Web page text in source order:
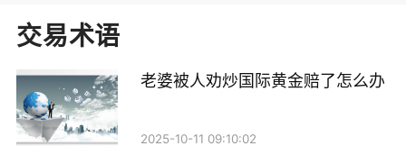
为RSI值超过70时，市场处于超买状态，可能会出现回
调；而当RSI值低于30时，则表示市场处于超卖状态，
可能会出现反弹。在黄金交易中，利用RSI可以帮助投
资者判断市场的过热或过冷程度，从而做出更为明智的
交易术语
老婆被人劝炒国际黄金赔了怎么办
2025-10-11 09:10:02